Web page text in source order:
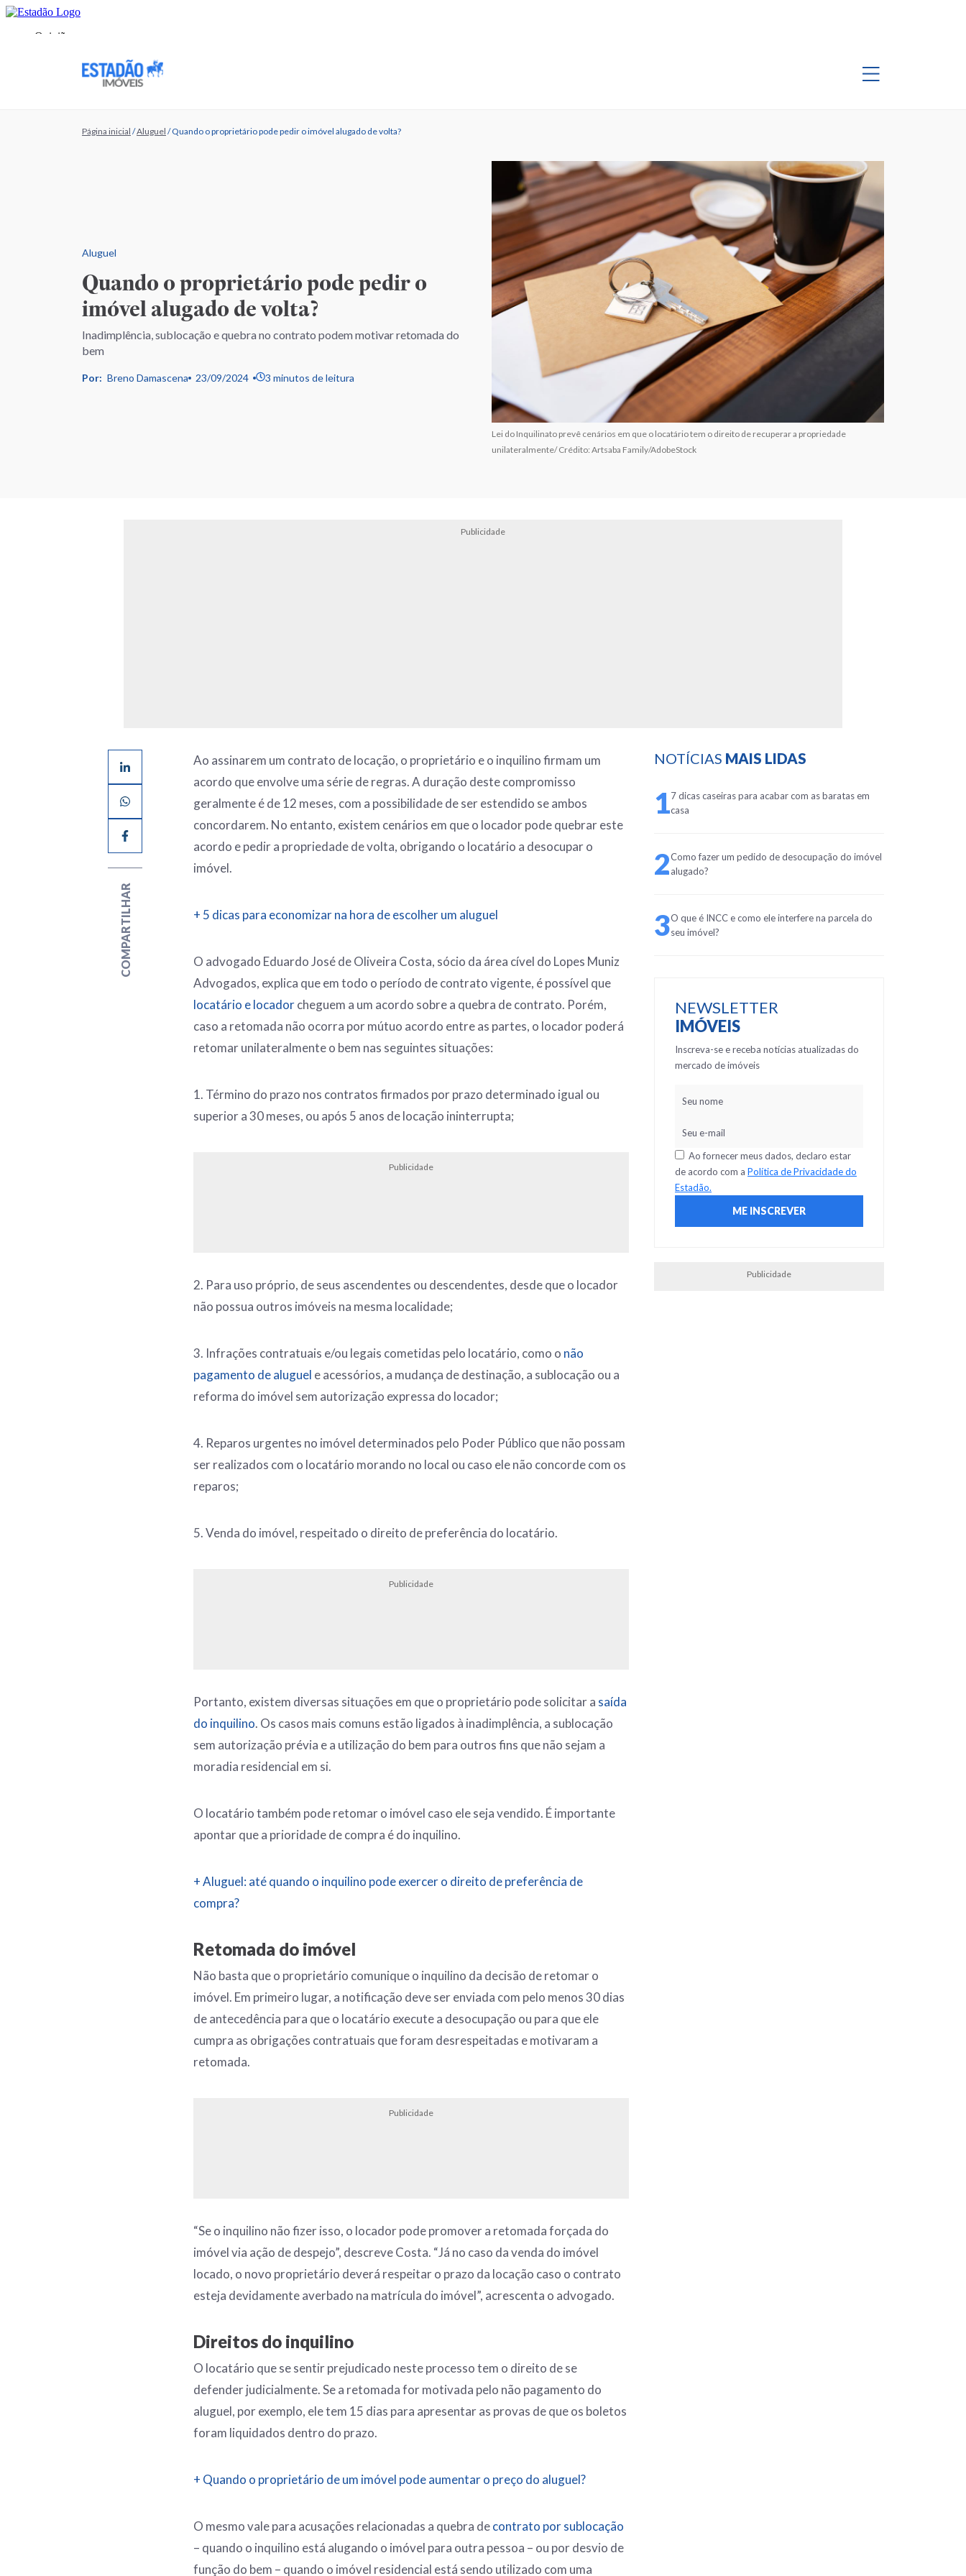
Página inicial /Aluguel /Quando o proprietário pode pedir o imóvel alugado de volta?
Aluguel
Quando o proprietário pode pedir o
imóvel alugado de volta?
Inadimplência, sublocação e quebra no contrato podem motivar retomada do
bem
Por: Breno Damascena 23/09/2024 3 minutos de leitura
Lei do Inquilinato prevê cenários em que o locatário tem o direito de recuperar a propriedade
unilateralmente/ Crédito: Artsaba Family/AdobeStock
Publicidade
COMPARTILHAR
Ao assinarem um contrato de locação, o proprietário e o inquilino firmam um
acordo que envolve uma série de regras. A duração deste compromisso
geralmente é de 12 meses, com a possibilidade de ser estendido se ambos
concordarem. No entanto, existem cenários em que o locador pode quebrar este
acordo e pedir a propriedade de volta, obrigando o locatário a desocupar o
imóvel.
+ 5 dicas para economizar na hora de escolher um aluguel
O advogado Eduardo José de Oliveira Costa, sócio da área cível do Lopes Muniz
Advogados, explica que em todo o período de contrato vigente, é possível que
locatário e locadorcheguem a um acordo sobre a quebra de contrato. Porém,
caso a retomada não ocorra por mútuo acordo entre as partes, o locador poderá
retomar unilateralmente o bem nas seguintes situações:
1. Término do prazo nos contratos firmados por prazo determinado igual ou
superior a 30 meses, ou após 5 anos de locação ininterrupta;
Publicidade
2. Para uso próprio, de seus ascendentes ou descendentes, desde que o locador
não possua outros imóveis na mesma localidade;
3. Infrações contratuais e/ou legais cometidas pelo locatário, como o não
pagamento de aluguel e acessórios, a mudança de destinação, a sublocação ou a
reforma do imóvel sem autorização expressa do locador;
4. Reparos urgentes no imóvel determinados pelo Poder Público que não possam
ser realizados com o locatário morando no local ou caso ele não concorde com os
reparos;
5. Venda do imóvel, respeitado o direito de preferência do locatário.
Publicidade
Portanto, existem diversas situações em que o proprietário pode solicitar a saída
do inquilino. Os casos mais comuns estão ligados à inadimplência, a sublocação
sem autorização prévia e a utilização do bem para outros fins que não sejam a
moradia residencial em si.
O locatário também pode retomar o imóvel caso ele seja vendido. É importante
apontar que a prioridade de compra é do inquilino.
+ Aluguel: até quando o inquilino pode exercer o direito de preferência de
compra?
Retomada do imóvel
Não basta que o proprietário comunique o inquilino da decisão de retomar o
imóvel. Em primeiro lugar, a notificação deve ser enviada com pelo menos 30 dias
de antecedência para que o locatário execute a desocupação ou para que ele
cumpra as obrigações contratuais que foram desrespeitadas e motivaram a
retomada.
Publicidade
“Se o inquilino não fizer isso, o locador pode promover a retomada forçada do
imóvel via ação de despejo”, descreve Costa. “Já no caso da venda do imóvel
locado, o novo proprietário deverá respeitar o prazo da locação caso o contrato
esteja devidamente averbado na matrícula do imóvel”, acrescenta o advogado.
Direitos do inquilino
O locatário que se sentir prejudicado neste processo tem o direito de se
defender judicialmente. Se a retomada for motivada pelo não pagamento do
aluguel, por exemplo, ele tem 15 dias para apresentar as provas de que os boletos
foram liquidados dentro do prazo.
+ Quando o proprietário de um imóvel pode aumentar o preço do aluguel?
O mesmo vale para acusações relacionadas a quebra decontrato por sublocação
– quando o inquilino está alugando o imóvel para outra pessoa – ou por desvio de
função do bem – quando o imóvel residencial está sendo utilizado com uma
NOTÍCIAS MAIS LIDAS
17 dicas caseiras para acabar com as baratas em
casa
2Como fazer um pedido de desocupação do imóvel
alugado?
3O que é INCC e como ele interfere na parcela do
seu imóvel?
NEWSLETTER
IMÓVEIS
Inscreva-se e receba notícias atualizadas do
mercado de imóveis
Ao fornecer meus dados, declaro estar
de acordo com a Política de Privacidade do
Estadão.
Publicidade